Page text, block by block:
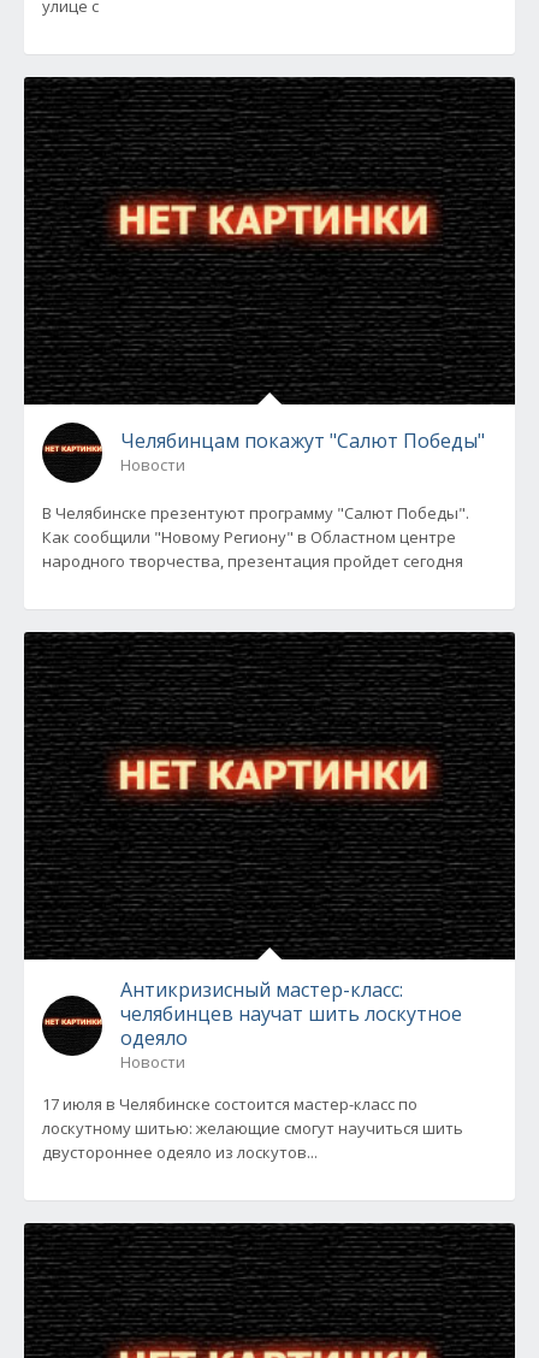
улице с
Челябинцам покажут "Салют Победы"
Новости
В Челябинске презентуют программу "Салют Победы".
Как сообщили "Новому Региону" в Областном центре
народного творчества, презентация пройдет сегодня
Антикризисный мастер-класс:
челябинцев научат шить лоскутное
одеяло
Новости
17 июля в Челябинске состоится мастер-класс по
лоскутному шитью: желающие смогут научиться шить
двустороннее одеяло из лоскутов...